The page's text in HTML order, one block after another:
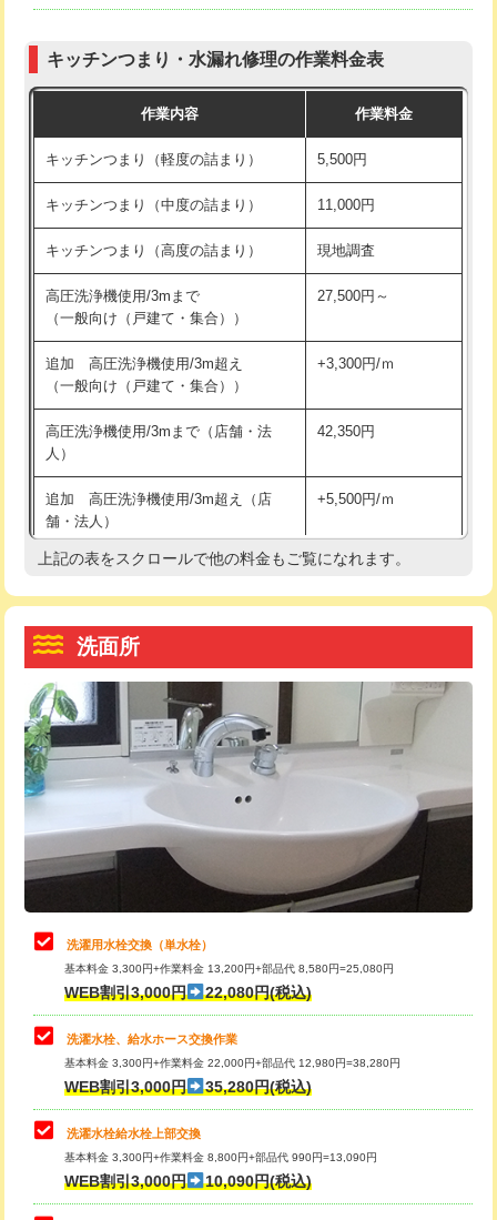
管・ポリ管・HT管使用/3ｍ超え)
排水管工事（土の掘削・埋め戻し作
11,000円~
排水管工事（排水管工事/3ｍまで） 55,000円
排水管工事（追加 排水管工事/3ｍ超
+11,000円
マス交換（深さ50㎝未満）
マス交換（深さ50㎝以上） 66,000円
コンクリート斫り（厚さ10㎝まで）
コンクリート斫り（厚さ10㎝超え）
モルタル補修（厚さ10㎝まで） 27,500円
モルタル補修（厚さ10㎝超え） 38,500円
洗面台設置 38,500円
追加人工
廃棄・処分 現場見積
※給水管工事は20mmまでの価格です。
式・ワンホール）)
交換・取付(排水栓・排水トラップ
22,000円+材料費
持込商品取付（単水栓）
持込商品取付（混合水栓） 16,500円
給水管工事※（ホール加工)
給水管工事※（バンド止め) 3,300円
給水管工事※（支持金具設置) 5,500円
給水管工事※（保温材使用（バンド止
め込み）)
5,500円
給水管工事※（土の掘削・埋め戻し作
業)
11,000円
給水管工事※（塩ビ管（VP・HI）使
用/3ｍまで)
33,000円
給水管工事※（塩ビ管（VP・HI）使
用（追加）/3ｍ超え)
給水管工事※（ライニング鋼管・銅
管・ポリ管・HT管使用/3ｍまで)
44,000円
給水管工事※（ライニング鋼管・銅
管・ポリ管・HT管使用/3ｍ超え)
排水管工事（土の掘削・埋め戻し作
業）
排水管工事（排水管工事/3ｍまで） 55,000円
排水管工事（追加 排水管工事/3ｍ超
え）
マス交換（土の掘削・埋め戻し作業）
キッチンつまり・水漏れ修理の作業料金表
作業内容 作業料金
キッチンつまり（軽度の詰まり） 5,500円
キッチンつまり（中度の詰まり） 11,000円
キッチンつまり（高度の詰まり） 現地調査
高圧洗浄機使用/3mまで
（一般向け（戸建て・集合））
27,500円～
追加 高圧洗浄機使用/3m超え
（一般向け（戸建て・集合））
+3,300円/ｍ
高圧洗浄機使用/3mまで（店舗・法
人）
42,350円
追加 高圧洗浄機使用/3m超え（店
舗・法人）
+5,500円/ｍ
高度高圧洗浄換 現地調査
トーラー機使用/3mまで
追加トーラー機使用/3m超え +3,300円
カメラ調査 33,000円
桝清掃
止水・漏水調査・防水処理・清掃・修
理・調整・分解・加工など（軽作業）
11,000円
止水・漏水調査・防水処理・清掃・修
理・調整・分解・加工など（中作業）
22,000円
止水・漏水調査・防水処理・清掃・修
理・調整・分解・加工など（重作業）
33,000円
キッチンタンク脱着
その他部品の脱着
交換・取付（タンク）
交換・取付(単水栓（壁付・デッキ
式）)
上記の表をスクロールで他の料金もご覧になれます。
洗面所
洗濯用水栓交換（単水栓）
基本料金 3,300円+作業料金 13,200円+部品代 8,580円=25,080円
WEB割引3,000円 22,080円(税込)
洗濯水栓、給水ホース交換作業
基本料金 3,300円+作業料金 22,000円+部品代 12,980円=38,280円
WEB割引3,000円 35,280円(税込)
洗濯水栓給水栓上部交換
基本料金 3,300円+作業料金 8,800円+部品代 990円=13,090円
WEB割引3,000円 10,090円(税込)